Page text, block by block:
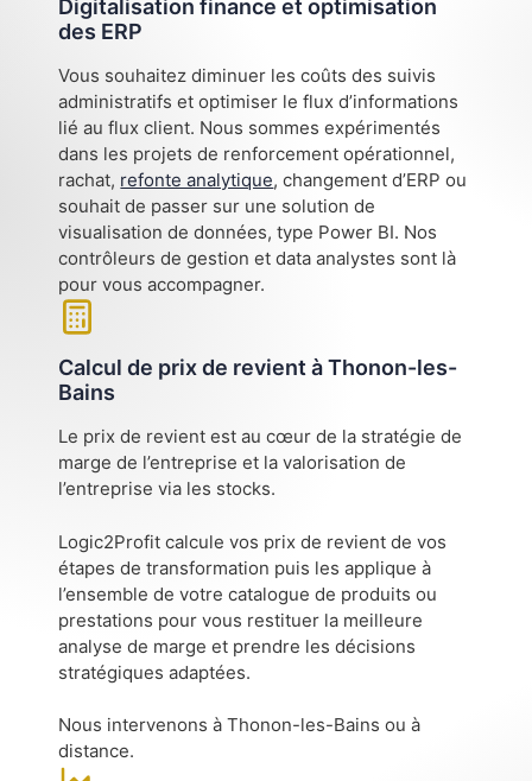
Digitalisation finance et optimisation
des ERP
Vous souhaitez diminuer les coûts des suivis
administratifs et optimiser le flux d’informations
lié au flux client. Nous sommes expérimentés
dans les projets de renforcement opérationnel,
rachat, refonte analytique, changement d’ERP ou
souhait de passer sur une solution de
visualisation de données, type Power BI. Nos
contrôleurs de gestion et data analystes sont là
pour vous accompagner.
Calcul de prix de revient à Thonon-les-
Bains
Le prix de revient est au cœur de la stratégie de
marge de l’entreprise et la valorisation de
l’entreprise via les stocks.
Logic2Profit calcule vos prix de revient de vos
étapes de transformation puis les applique à
l’ensemble de votre catalogue de produits ou
prestations pour vous restituer la meilleure
analyse de marge et prendre les décisions
stratégiques adaptées.
Nous intervenons à Thonon-les-Bains ou à
distance.